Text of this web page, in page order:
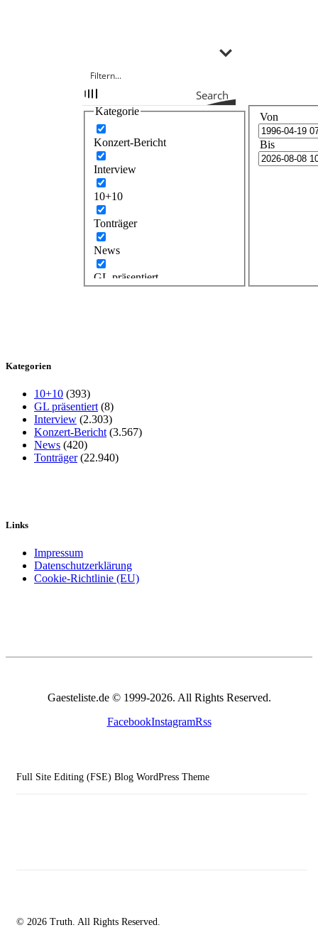
Search
Kategorie
Konzert-Bericht
Interview
10+10
Tonträger
News
GL präsentiert
Von
Bis
Kategorien
10+10 (393)
GL präsentiert (8)
Interview (2.303)
Konzert-Bericht (3.567)
News (420)
Tonträger(22.940)
Links
Impressum
Datenschutzerklärung
Cookie-Richtlinie (EU)
Gaesteliste.de © 1999-2026. All Rights Reserved.
FacebookInstagramRss
Full Site Editing (FSE) Blog WordPress Theme
© 2026 Truth. All Rights Reserved.